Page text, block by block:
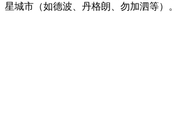
星城市（如德波、丹格朗、勿加泗等）。